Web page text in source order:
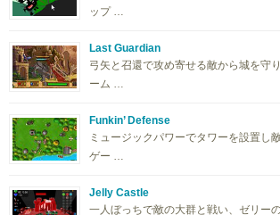
ップ …
Last Guardian
弓矢と召還で攻め寄せる敵から城を守
ーム …
Funkin’ Defense
ミュージックパワーでタワーを設置し
ゲー …
Jelly Castle
一人ぼっちで敵の大群と戦い、ゼリー